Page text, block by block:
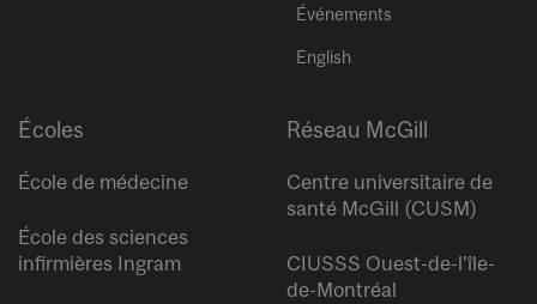
Événements
English
Écoles
École de médecine
École des sciences
infirmières Ingram
Réseau McGill
Centre universitaire de
santé McGill (CUSM)
CIUSSS Ouest-de-l’île-
de-Montréal